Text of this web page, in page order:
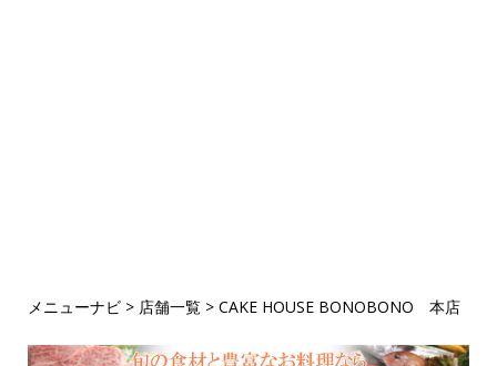
メニューナビ > 店舗一覧 > CAKE HOUSE BONOBONO 本店